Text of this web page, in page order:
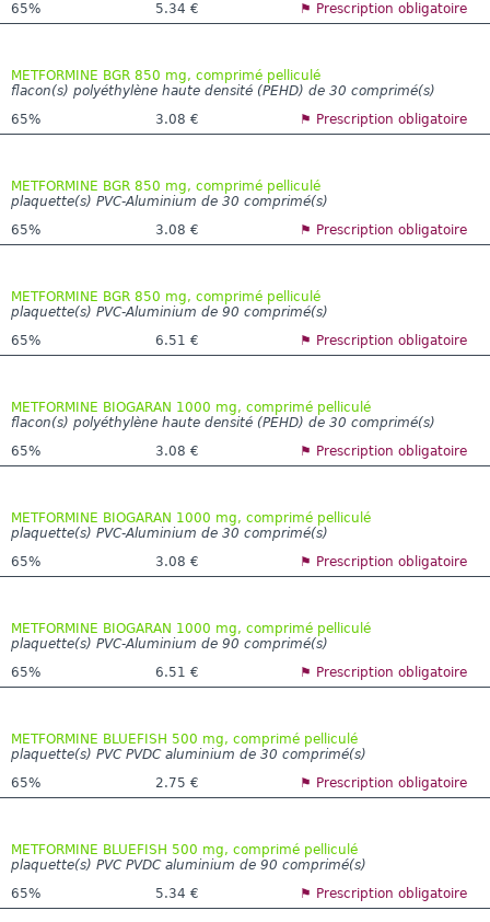
65%
5.34 € ⚑ Prescription obligatoire
METFORMINE BGR 850 mg, comprimé pelliculé
flacon(s) polyéthylène haute densité (PEHD) de 30 comprimé(s)
65%
3.08 € ⚑ Prescription obligatoire
METFORMINE BGR 850 mg, comprimé pelliculé
plaquette(s) PVC-Aluminium de 30 comprimé(s)
65%
3.08 € ⚑ Prescription obligatoire
METFORMINE BGR 850 mg, comprimé pelliculé
plaquette(s) PVC-Aluminium de 90 comprimé(s)
65%
6.51 € ⚑ Prescription obligatoire
METFORMINE BIOGARAN 1000 mg, comprimé pelliculé
flacon(s) polyéthylène haute densité (PEHD) de 30 comprimé(s)
65%
3.08 € ⚑ Prescription obligatoire
METFORMINE BIOGARAN 1000 mg, comprimé pelliculé
plaquette(s) PVC-Aluminium de 30 comprimé(s)
65%
3.08 € ⚑ Prescription obligatoire
METFORMINE BIOGARAN 1000 mg, comprimé pelliculé
plaquette(s) PVC-Aluminium de 90 comprimé(s)
65%
6.51 € ⚑ Prescription obligatoire
METFORMINE BLUEFISH 500 mg, comprimé pelliculé
plaquette(s) PVC PVDC aluminium de 30 comprimé(s)
65%
2.75 € ⚑ Prescription obligatoire
METFORMINE BLUEFISH 500 mg, comprimé pelliculé
plaquette(s) PVC PVDC aluminium de 90 comprimé(s)
65%
5.34 € ⚑ Prescription obligatoire